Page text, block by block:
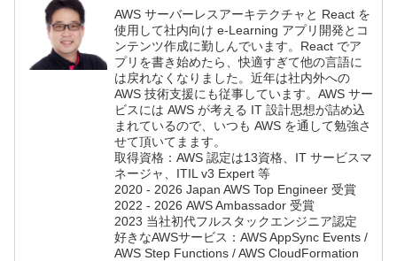
AWS サーバーレスアーキテクチャと React を
使用して社内向け e-Learning アプリ開発とコ
ンテンツ作成に勤しんでいます。React でア
プリを書き始めたら、快適すぎて他の言語に
は戻れなくなりました。近年は社内外への
AWS 技術支援にも従事しています。AWS サー
ビスには AWS が考える IT 設計思想が詰め込
まれているので、いつも AWS を通して勉強さ
せて頂いてまます。
取得資格：AWS 認定は13資格、IT サービスマ
ネージャ、ITIL v3 Expert 等
2020 - 2026 Japan AWS Top Engineer 受賞
2022 - 2026 AWS Ambassador 受賞
2023 当社初代フルスタックエンジニア認定
好きなAWSサービス：AWS AppSync Events /
AWS Step Functions / AWS CloudFormation